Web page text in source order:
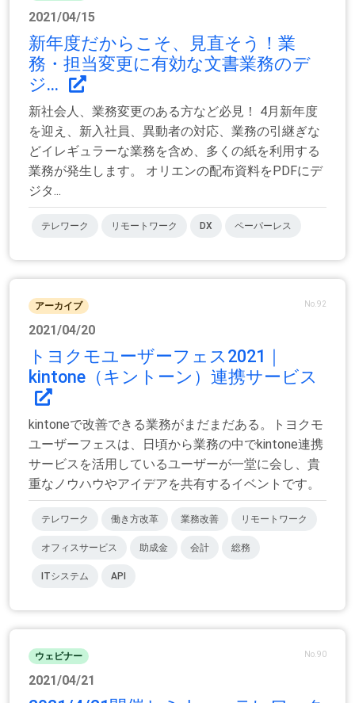
2021/04/15
新年度だからこそ、見直そう！業
務・担当変更に有効な文書業務のデ
ジ...
新社会人、業務変更のある方など必見！ 4月新年度
を迎え、新入社員、異動者の対応、業務の引継ぎな
どイレギュラーな業務を含め、多くの紙を利用する
業務が発生します。 オリエンの配布資料をPDFにデ
ジタ...
テレワーク リモートワーク DX ペーパーレス
アーカイブ No.92
2021/04/20
トヨクモユーザーフェス2021｜
kintone（キントーン）連携サービス
kintoneで改善できる業務がまだまだある。トヨクモ
ユーザーフェスは、日頃から業務の中でkintone連携
サービスを活用しているユーザーが一堂に会し、貴
重なノウハウやアイデアを共有するイベントです。
テレワーク 働き方改革 業務改善 リモートワーク
オフィスサービス 助成金 会計 総務
ITシステム API
ウェビナー No.90
2021/04/21